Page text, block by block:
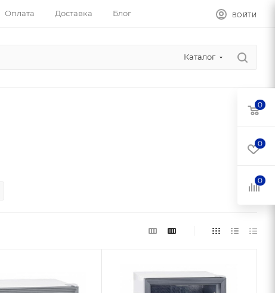
Оплата Доставка Блог ВОЙТИ
Каталог
0
0
0